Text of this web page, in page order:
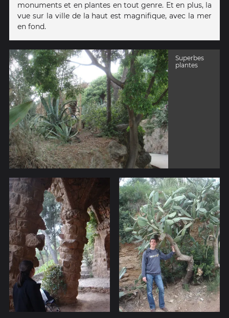
monuments et en plantes en tout genre. Et en plus, la
vue sur la ville de la haut est magnifique, avec la mer
en fond.
Superbes
plantes